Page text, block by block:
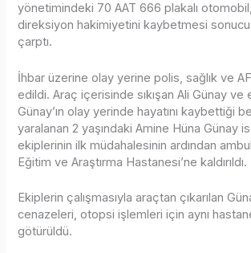
yönetimindeki 70 AAT 666 plakalı
direksiyon hakimiyetini kaybetmesi
çarptı.
İhbar üzerine olay yerine polis, sağlık ve
edildi. Araç içerisinde sıkışan Ali Günay ve
Günay’ın olay yerinde hayatını kaybettiği
yaralanan 2 yaşındaki Amine Hüna Günay
ekiplerinin ilk müdahalesinin ardından
Eğitim ve Araştırma Hastanesi’ne kaldırıldı.
Ekiplerin çalışmasıyla araçtan çıkarılan
cenazeleri, otopsi işlemleri için aynı
götürüldü.